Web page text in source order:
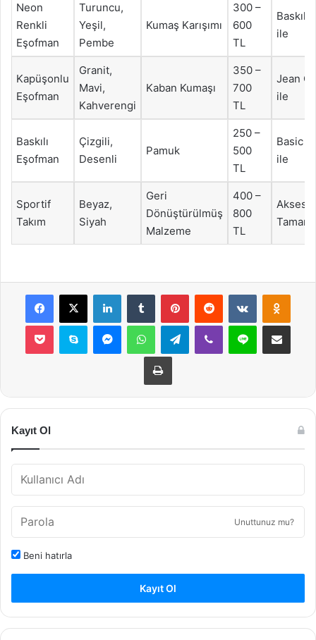
Neon
Renkli
Eşofman
Turuncu,
Yeşil,
Pembe
Kumaş Karışımı
300 –
600
TL
ile
Kapüşonlu
Eşofman
Granit,
Mavi,
Kahverengi
Kaban Kumaşı
350 –
700
TL
Jean
ile
Baskılı
Eşofman
Çizgili,
Desenli
Pamuk
250 –
500
TL
Basic
ile
Sportif
Takım
Beyaz,
Siyah
Geri
Dönüştürülmüş
Malzeme
400 –
800
TL
Facebook
X LinkedInTumblr PinterestReddit VKontakte
Pocket Skype MessengerWhatsAppTelegramViber Line E-Posta ile
Yazdır
Kayıt Ol
Unuttunuz mu?
Beni hatırla
Kayıt Ol